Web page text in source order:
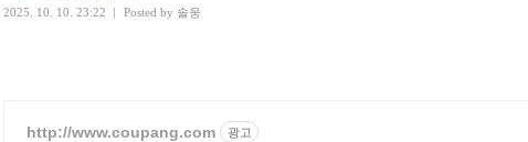
2025. 10. 10. 23:22 | Posted by 솔웅
http://www.coupang.com 광고